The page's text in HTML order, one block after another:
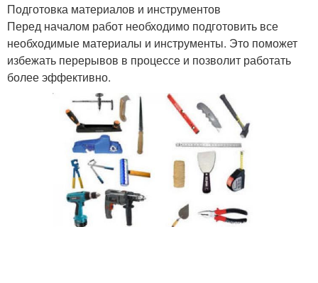
Фанеры к стенам
Фанера в каркасном
Стен при обшивке
Подготовка материалов и инструментов
Перед началом работ необходимо подготовить все
необходимые материалы и инструменты. Это поможет
избежать перерывов в процессе и позволит работать
более эффективно.